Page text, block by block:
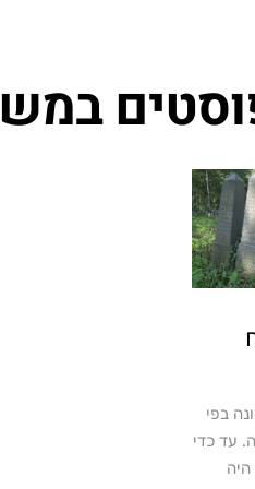
ב
בפי
עד כדי